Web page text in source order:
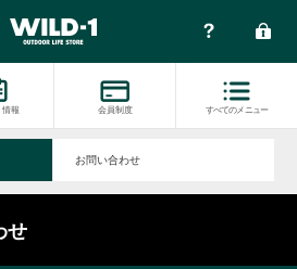
情報 会員制度 すべてのメニュー
お問い合わせ
せ